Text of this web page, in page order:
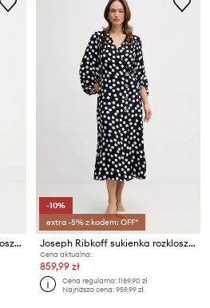
Joseph Ribkoff sukienka rozkloszowana
-10%
extra -5% z kodem: OFF*
Joseph Ribkoff sukienka rozkloszowana
Cena aktualna:
859,99 zł
Cena regularna:1189,90 zł
Najniższa cena:959,99 zł